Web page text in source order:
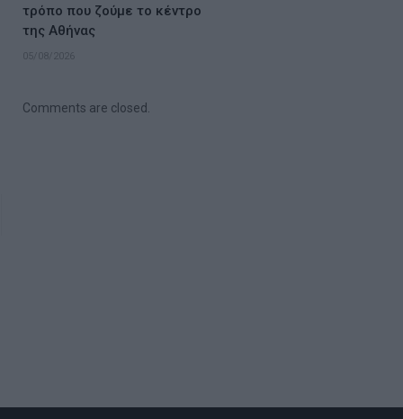
τρόπο που ζούμε το κέντρο
της Αθήνας
05/08/2026
Comments are closed.